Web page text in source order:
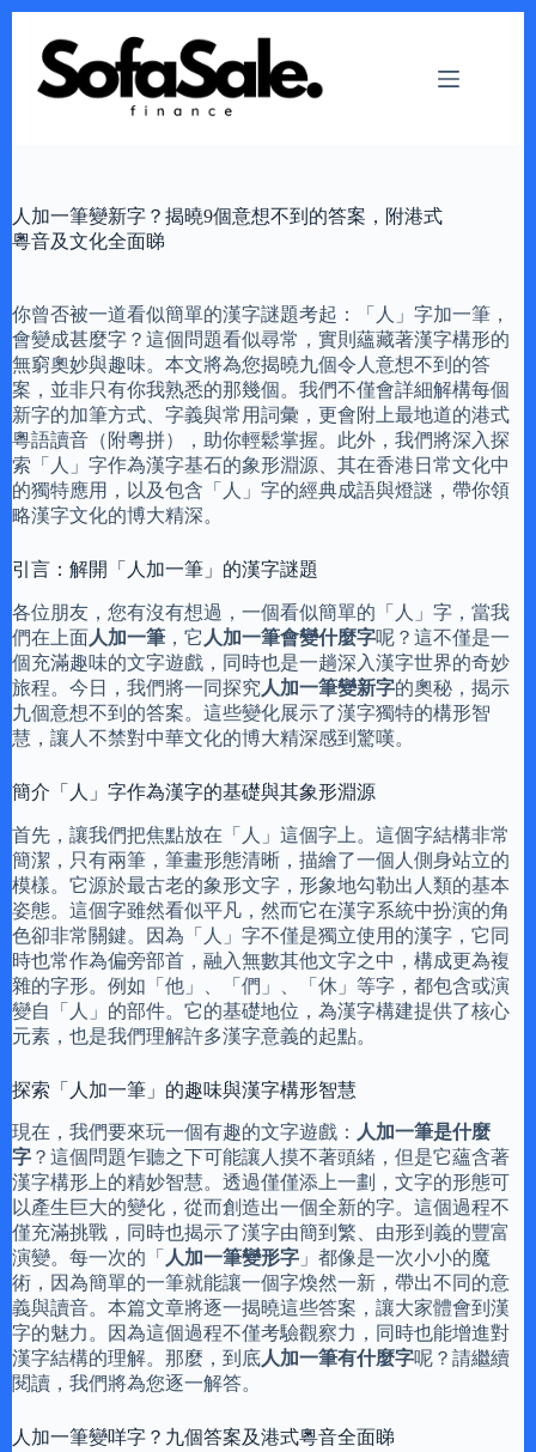
content
人加一筆變新字？揭曉9個意想不到的答案，附港式
粵音及文化全面睇
你曾否被一道看似簡單的漢字謎題考起：「人」字加一筆，
會變成甚麼字？這個問題看似尋常，實則蘊藏著漢字構形的
無窮奧妙與趣味。本文將為您揭曉九個令人意想不到的答
案，並非只有你我熟悉的那幾個。我們不僅會詳細解構每個
新字的加筆方式、字義與常用詞彙，更會附上最地道的港式
粵語讀音（附粵拼），助你輕鬆掌握。此外，我們將深入探
索「人」字作為漢字基石的象形淵源、其在香港日常文化中
的獨特應用，以及包含「人」字的經典成語與燈謎，帶你領
略漢字文化的博大精深。
引言：解開「人加一筆」的漢字謎題
各位朋友，您有沒有想過，一個看似簡單的「人」字，當我
們在上面人加一筆 ，它 人加一筆會變什麼字呢？這不僅是一
個充滿趣味的文字遊戲，同時也是一趟深入漢字世界的奇妙
旅程。今日，我們將一同探究 人加一筆變新字的奧秘，揭示
九個意想不到的答案。這些變化展示了漢字獨特的構形智
慧，讓人不禁對中華文化的博大精深感到驚嘆。
簡介「人」字作為漢字的基礎與其象形淵源
首先，讓我們把焦點放在「人」這個字上。這個字結構非常
簡潔，只有兩筆，筆畫形態清晰，描繪了一個人側身站立的
模樣。它源於最古老的象形文字，形象地勾勒出人類的基本
姿態。這個字雖然看似平凡，然而它在漢字系統中扮演的角
色卻非常關鍵。因為「人」字不僅是獨立使用的漢字，它同
時也常作為偏旁部首，融入無數其他文字之中，構成更為複
雜的字形。例如「他」、「們」、「休」等字，都包含或演
變自「人」的部件。它的基礎地位，為漢字構建提供了核心
元素，也是我們理解許多漢字意義的起點。
探索「人加一筆」的趣味與漢字構形智慧
現在，我們要來玩一個有趣的文字遊戲： 人加一筆是什麼
字 ？這個問題乍聽之下可能讓人摸不著頭緒，但是它蘊含著
漢字構形上的精妙智慧。透過僅僅添上一劃，文字的形態可
以產生巨大的變化，從而創造出一個全新的字。這個過程不
僅充滿挑戰，同時也揭示了漢字由簡到繁、由形到義的豐富
演變。每一次的「 人加一筆變形字 」都像是一次小小的魔
術，因為簡單的一筆就能讓一個字煥然一新，帶出不同的意
義與讀音。本篇文章將逐一揭曉這些答案，讓大家體會到漢
字的魅力。因為這個過程不僅考驗觀察力，同時也能增進對
漢字結構的理解。那麼，到底人加一筆有什麼字呢？請繼續
閱讀，我們將為您逐一解答。
人加一筆變咩字？九個答案及港式粵音全面睇